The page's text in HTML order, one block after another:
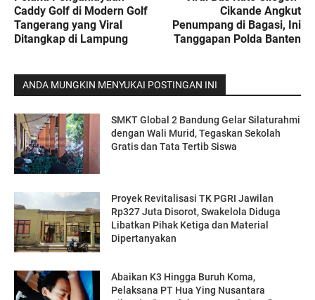
Caddy Golf di Modern Golf
Tangerang yang Viral
Ditangkap di Lampung
Cikande Angkut
Penumpang di Bagasi, Ini
Tanggapan Polda Banten
ANDA MUNGKIN MENYUKAI POSTINGAN INI
SMKT Global 2 Bandung Gelar Silaturahmi
dengan Wali Murid, Tegaskan Sekolah
Gratis dan Tata Tertib Siswa
Proyek Revitalisasi TK PGRI Jawilan
Rp327 Juta Disorot, Swakelola Diduga
Libatkan Pihak Ketiga dan Material
Dipertanyakan
Abaikan K3 Hingga Buruh Koma,
Pelaksana PT Hua Ying Nusantara